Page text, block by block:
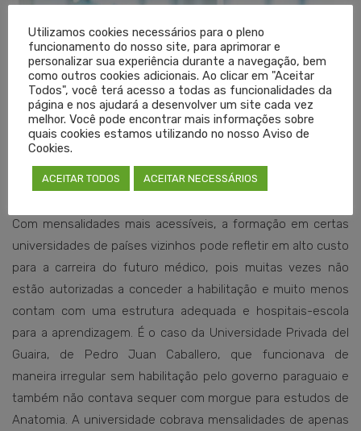
Com mensalidades mais acessíveis, a formação em certas
universidades de países vizinhos pode refletir em alto custo
para a carreira do futuro médico, pois muitas vezes não
estão autorizadas a conceder a habilitação e muito menos
contam com uma estrutura adequada e hospitais-escola
para a aprendizagem. É o caso da Universidade Privada del
Guaira, de Pedro Juan Caballero, que funcionava de
maneira irregular sem habilitação pelo governo paraguaio e
também não contava sequer com morgue para estudos de
Anatomia. A universidade cobrava mensalidades de apenas
Utilizamos cookies necessários para o pleno
funcionamento do nosso site, para aprimorar e
personalizar sua experiência durante a navegação, bem
como outros cookies adicionais. Ao clicar em "Aceitar
Todos", você terá acesso a todas as funcionalidades da
página e nos ajudará a desenvolver um site cada vez
melhor. Você pode encontrar mais informações sobre
quais cookies estamos utilizando no nosso Aviso de
Cookies.
ACEITAR TODOS ACEITAR NECESSÁRIOS